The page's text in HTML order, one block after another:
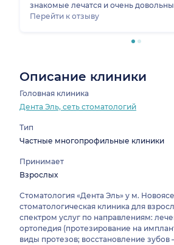
знакомые лечатся и очень
Перейти к отзыву
Описание клиники
Головная клиника
Дента Эль, сеть стоматологий
Тип
Частные многопрофильные клиники
Принимает
Взрослых
Стоматология «Дента Эль» у м.
стоматологическая клиника для
спектром услуг по направлениям:
ортопедия (протезирование на
виды протезов; восстановление зубов